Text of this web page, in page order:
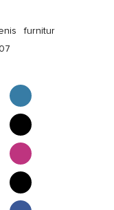
jenis furnitur
English